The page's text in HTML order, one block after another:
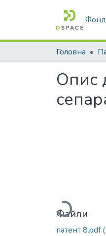
Головна
Опис
Вантажиться...
Файли
патент 8.pdf